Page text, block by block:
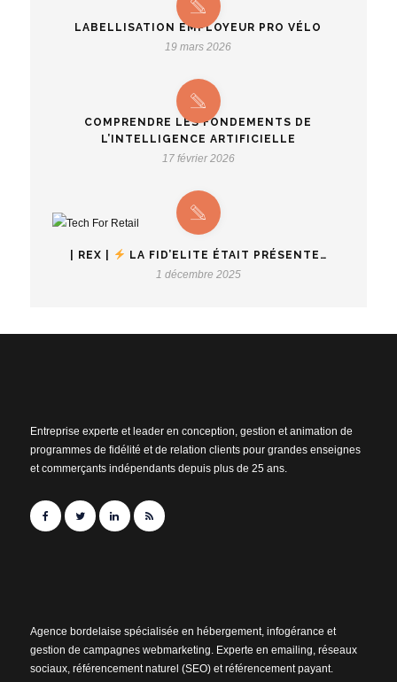
LABELLISATION EMPLOYEUR PRO VÉLO
19 mars 2026
COMPRENDRE LES FONDEMENTS DE
L’INTELLIGENCE ARTIFICIELLE
17 février 2026
| REX |
LA FID’ELITE ÉTAIT PRÉSENTE…
1 décembre 2025
Entreprise experte et leader en conception, gestion et animation de
programmes de fidélité et de relation clients pour grandes enseignes
et commerçants indépendants depuis plus de 25 ans.
Agence bordelaise spécialisée en hébergement, infogérance et
gestion de campagnes webmarketing. Experte en emailing, réseaux
sociaux, référencement naturel (SEO) et référencement payant.